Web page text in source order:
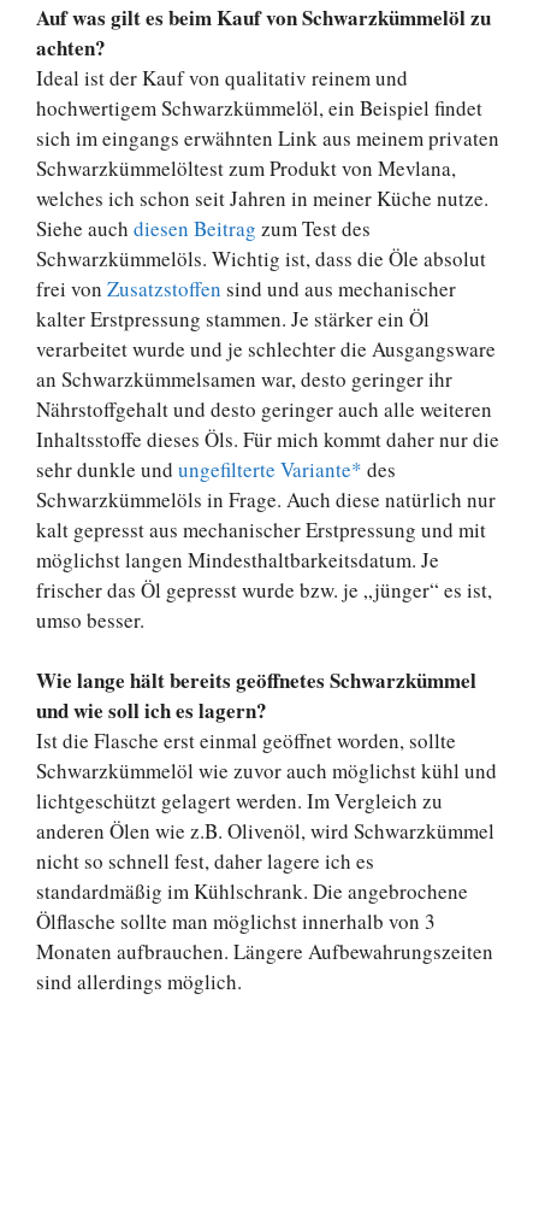
Auf was gilt es beim Kauf von Schwarzkümmelöl zu
achten?
Ideal ist der Kauf von qualitativ reinem und
hochwertigem Schwarzkümmelöl, ein Beispiel findet
sich im eingangs erwähnten Link aus meinem privaten
Schwarzkümmelöltest zum Produkt von Mevlana,
welches ich schon seit Jahren in meiner Küche nutze.
Siehe auch diesen Beitrag zum Test des
Schwarzkümmelöls. Wichtig ist, dass die Öle absolut
frei von Zusatzstoffen sind und aus mechanischer
kalter Erstpressung stammen. Je stärker ein Öl
verarbeitet wurde und je schlechter die Ausgangsware
an Schwarzkümmelsamen war, desto geringer ihr
Nährstoffgehalt und desto geringer auch alle weiteren
Inhaltsstoffe dieses Öls. Für mich kommt daher nur die
sehr dunkle und ungefilterte Variante* des
Schwarzkümmelöls in Frage. Auch diese natürlich nur
kalt gepresst aus mechanischer Erstpressung und mit
möglichst langen Mindesthaltbarkeitsdatum. Je
frischer das Öl gepresst wurde bzw. je „jünger“ es ist,
umso besser.
Wie lange hält bereits geöffnetes Schwarzkümmel
und wie soll ich es lagern?
Ist die Flasche erst einmal geöffnet worden, sollte
Schwarzkümmelöl wie zuvor auch möglichst kühl und
lichtgeschützt gelagert werden. Im Vergleich zu
anderen Ölen wie z.B. Olivenöl, wird Schwarzkümmel
nicht so schnell fest, daher lagere ich es
standardmäßig im Kühlschrank. Die angebrochene
Ölflasche sollte man möglichst innerhalb von 3
Monaten aufbrauchen. Längere Aufbewahrungszeiten
sind allerdings möglich.